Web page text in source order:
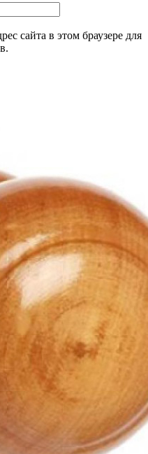
сайта в этом браузере для